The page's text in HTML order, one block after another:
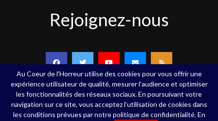
nous
Rejoignez-nous
Copyright ©Au Coeur de l'Horreur - 2020 - Tous droits réservés
Au Coeur de l'Horreur utilise des cookies pour vous offrir une
expérience utilisateur de qualité, mesurer l’audience et optimiser
les fonctionnalités des réseaux sociaux. En poursuivant votre
navigation sur ce site, vous acceptez l’utilisation de cookies dans
les conditions prévues par notre politique de confidentialité. En